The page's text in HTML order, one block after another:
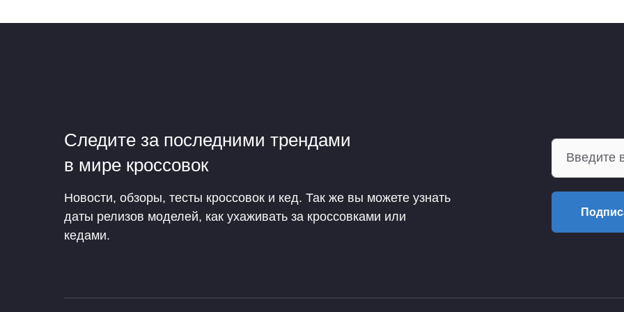
Следите за последними трендами
в мире кроссовок
Новости, обзоры, тесты кроссовок и кед. Так же вы можете узнать
даты релизов моделей, как ухаживать за кроссовками или
кедами.